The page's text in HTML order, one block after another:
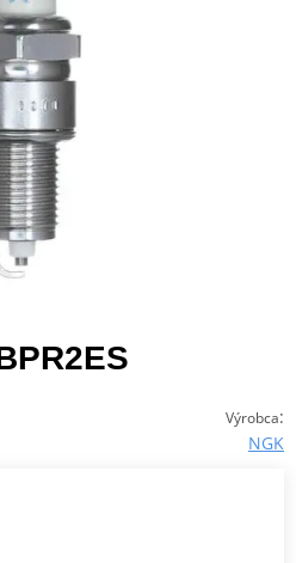
Výrobca:
NGK